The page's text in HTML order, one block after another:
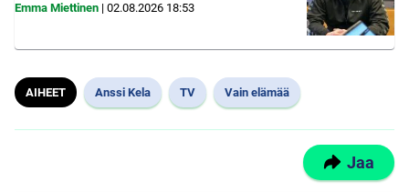
Emma Miettinen | 02.08.2026 18:53
AIHEET Anssi Kela TV Vain elämää
Jaa